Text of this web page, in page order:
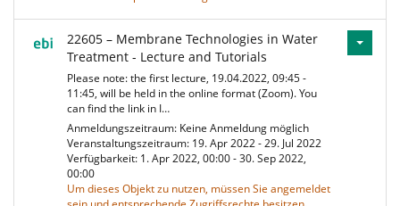
22605 – Membrane Technologies in Water
Treatment - Lecture and Tutorials
Please note: the first lecture, 19.04.2022, 09:45 -
11:45, will be held in the online format (Zoom). You
can find the link in I…
Anmeldungszeitraum: Keine Anmeldung möglich
Veranstaltungszeitraum: 19. Apr 2022 - 29. Jul 2022
Verfügbarkeit: 1. Apr 2022, 00:00 - 30. Sep 2022,
00:00
Um dieses Objekt zu nutzen, müssen Sie angemeldet